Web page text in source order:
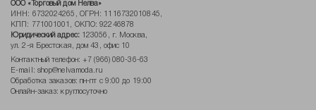
ООО «Торговый дом Нелва»
ИНН: 6732024265, ОГРН: 1116732010845,
КПП: 771001001, ОКПО: 92246878
Юридический адрес:123056, г. Москва,
ул. 2-я Брестская, дом 43, офис 10
Контактный телефон: +7 (966) 080-36-63
E-mail: shop@nelvamoda.ru
Обработка заказов: пн-пт с 9:00 до 19:00
Онлайн-заказ: круглосуточно